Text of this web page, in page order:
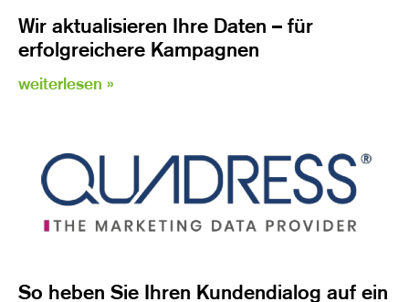
Wir aktualisieren Ihre Daten – für
erfolgreichere Kampagnen
weiterlesen »
So heben Sie Ihren Kundendialog auf ein